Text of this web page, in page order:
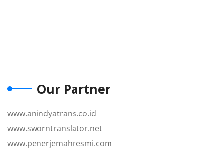
Our Partner
www.anindyatrans.co.id
www.sworntranslator.net
www.penerjemahresmi.com